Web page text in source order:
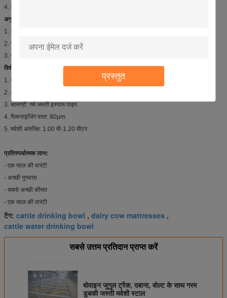
प्रस्तुत
4. आसानी से और तेज़ी से स्थापित करें;
अनुप्रयोगों:
1. डेयरी फार्म
2. गाय के लिए उपयोग करें
3. पशुओं के लिए उपयोग
विशेष विवरण:
1. मॉडल नं: एचएल-एमपी09
2. आइटम: मवेशी मुक्त स्टाल
3. सामग्री: गर्म जस्ती इस्पात पाइप
4. गैल्वनाइजिंग परत: 80μm
5. मवेशी अंतरिक्ष: 1.00 मी-1.20 मीटर
प्रतिस्पर्धात्मक लाभ:
- एक साल की वारंटी
- अच्छी गुणवत्ता
- सबसे अच्छी कीमत
- एक साल की वारंटी
टैग: cattle drinking bowl , dairy cow mattresses ,
cattle water drinking bowl
सबसे उत्तम प्रतिदान प्राप्त करें
बोवाइन जुगुल ट्रैक, दबाना, बोल्ट के साथ गरम
डुबकी जस्ती मवेशी स्टाल